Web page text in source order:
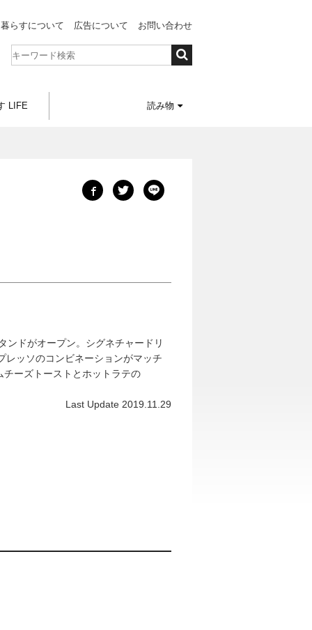
暮らすについて 広告について お問い合わせ
LIFE 読み物
ンドがオープン。シグネチャードリ
レッソのコンビネーションがマッチ
ーズトーストとホットラテの
Last Update 2019.11.29